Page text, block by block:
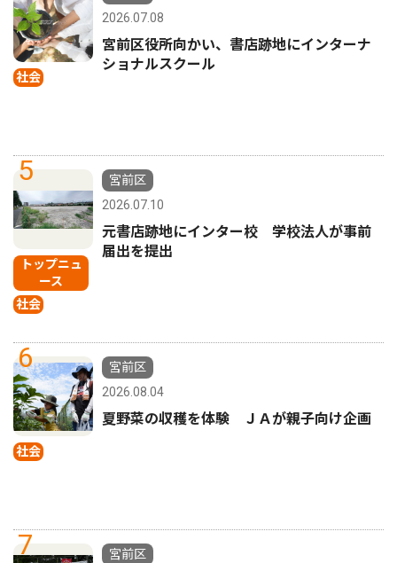
社会
2026.07.08
宮前区役所向かい、書店跡地にインターナ
ショナルスクール
5
トップニュ
ース
社会
宮前区
2026.07.10
元書店跡地にインター校 学校法人が事前
届出を提出
6
社会
宮前区
2026.08.04
夏野菜の収穫を体験 ＪＡが親子向け企画
7
宮前区